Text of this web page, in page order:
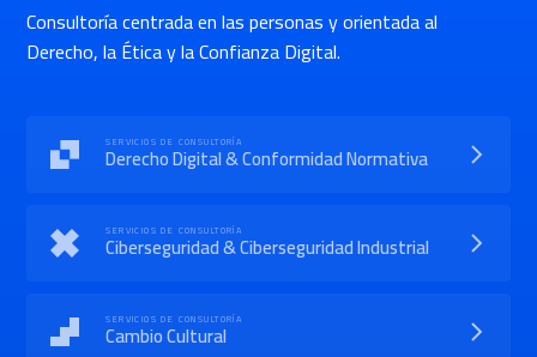
Consultoría centrada en las personas y orientada al
Derecho, la Ética y la Confianza Digital.
SERVICIOS DE CONSULTORÍA
Derecho Digital & Conformidad Normativa
SERVICIOS DE CONSULTORÍA
Ciberseguridad & Ciberseguridad Industrial
SERVICIOS DE CONSULTORÍA
Cambio Cultural